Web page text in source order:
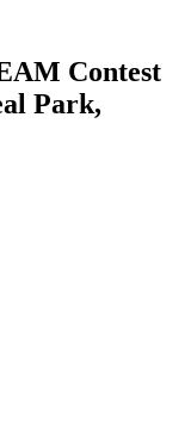
Contest
Park,